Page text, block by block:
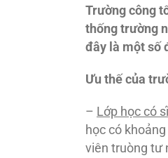
Trường công
thống trường
đây là một số
Ưu thế của
– Lớp học có
học có
viên truòng tư